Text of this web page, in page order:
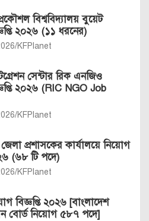
বিশ্ববিদ্যালয় বুয়েট
২০২৬ (১১ ধরনের)
KFPlanet
সেন্টার রিক এনজিও
২০২৬ (RIC NGO Job
KFPlanet
প্রশাসকের কার্যালয়ে নিয়োগ
(৬৮ টি পদে)
KFPlanet
বিজ্ঞপ্তি ২০২৬ [বাংলাদেশ
বোর্ড নিয়োগ ৫৮৭ পদে]